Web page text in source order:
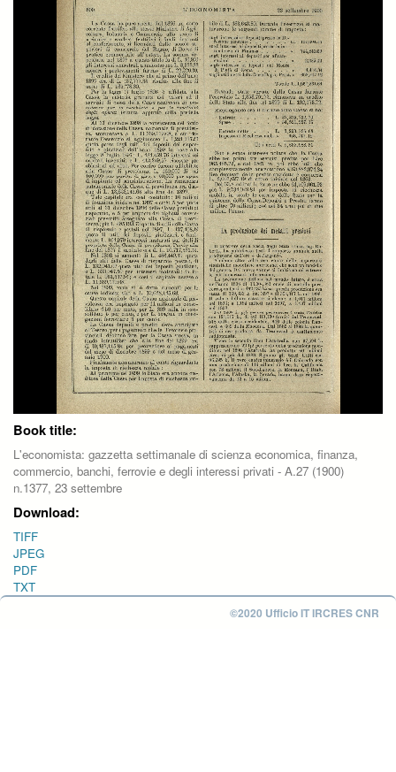
Book title:
L'economista: gazzetta settimanale di scienza economica, finanza,
commercio, banchi, ferrovie e degli interessi privati - A.27 (1900)
n.1377, 23 settembre
Download:
TIFF
JPEG
PDF
TXT
©2020 Ufficio IT IRCRES CNR